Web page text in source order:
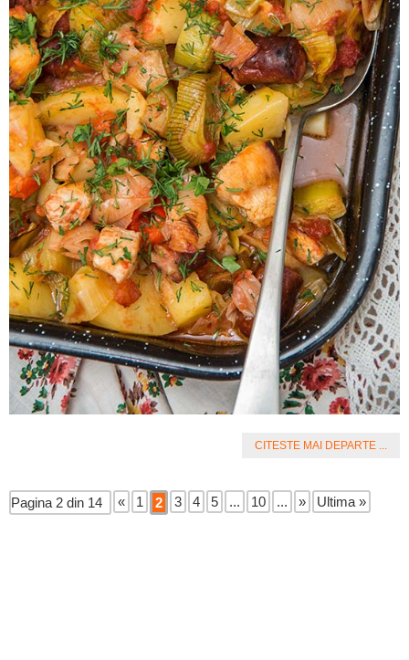
CITESTE MAI DEPARTE ...
Pagina 2 din 14 « 1 2 3 4 5 ... 10 ... » Ultima »